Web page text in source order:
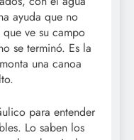
ayuda que no
ve su campo
se terminó. Es la
una canoa
para entender
Lo saben los